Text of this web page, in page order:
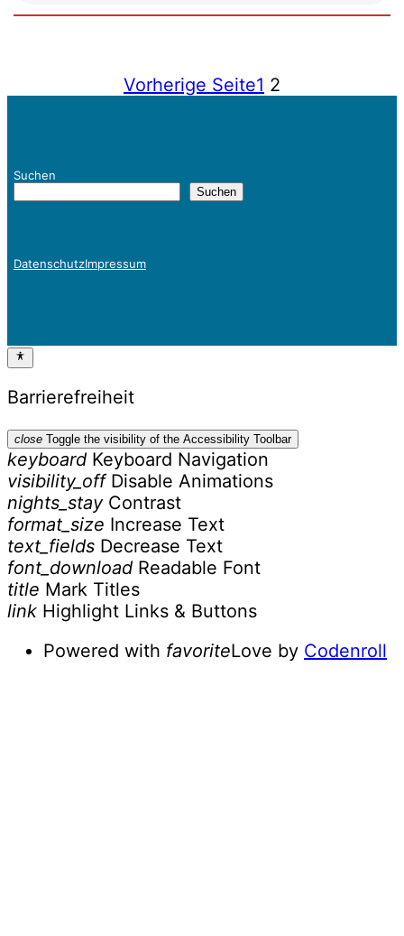
Vorherige Seite1 2
Suchen
Suchen
DatenschutzImpressum
Barrierefreiheit
close Toggle the visibility of the Accessibility Toolbar
keyboard Keyboard Navigation
visibility_off Disable Animations
nights_stay Contrast
format_size Increase Text
text_fields Decrease Text
font_download Readable Font
title Mark Titles
link Highlight Links & Buttons
Powered with favoriteLove by Codenroll